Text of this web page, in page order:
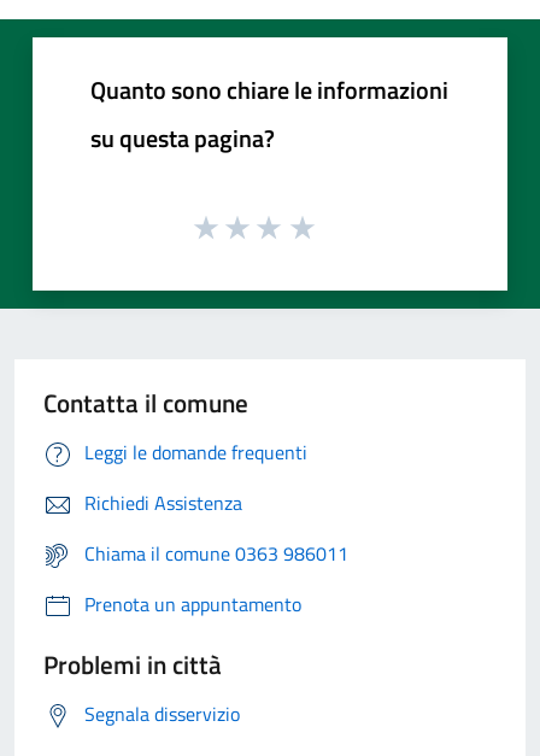
Quanto sono chiare le informazioni
su questa pagina?
Contatta il comune
Leggi le domande frequenti
Richiedi Assistenza
Chiama il comune 0363 986011
Prenota un appuntamento
Problemi in città
Segnala disservizio